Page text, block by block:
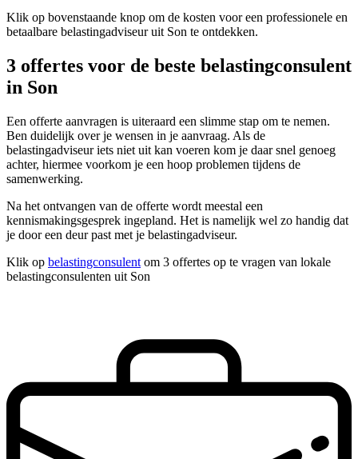
Klik op bovenstaande knop om de kosten voor een professionele en
betaalbare belastingadviseur uit Son te ontdekken.
3 offertes voor de beste belastingconsulent
in Son
Een offerte aanvragen is uiteraard een slimme stap om te nemen.
Ben duidelijk over je wensen in je aanvraag. Als de
belastingadviseur iets niet uit kan voeren kom je daar snel genoeg
achter, hiermee voorkom je een hoop problemen tijdens de
samenwerking.
Na het ontvangen van de offerte wordt meestal een
kennismakingsgesprek ingepland. Het is namelijk wel zo handig dat
je door een deur past met je belastingadviseur.
Klik op belastingconsulent om 3 offertes op te vragen van lokale
belastingconsulenten uit Son